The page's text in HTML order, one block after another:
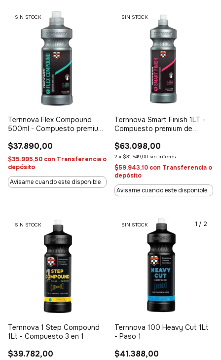
SIN STOCK
Ternnova Flex Compound
500ml - Compuesto premium
$37.890,00
$35.995,50 con Transferencia o
depósito
Avisame cuando este disponible
SIN STOCK
Ternnova Smart Finish 1LT -
Compuesto premium de
$63.098,00
2 x $31.549,00 sin interés
$59.943,10 con Transferencia o
depósito
Avisame cuando este disponible
SIN STOCK
Ternnova 1 Step Compound
1Lt - Compuesto 3 en 1
$39.782,00
1 / 2
SIN STOCK
Ternnova 100 Heavy Cut 1Lt
- Paso 1
$41.388,00